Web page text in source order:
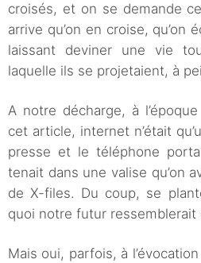
croisés, et on se demande
arrive qu’on en croise, qu’on
laissant deviner une vie
laquelle ils se projetaient, à
A notre décharge, à
cet article, internet n’était
presse et le téléphone
tenait dans une valise qu’on
de X-files. Du coup, se
quoi notre futur ressemblerait
Mais oui, parfois, à